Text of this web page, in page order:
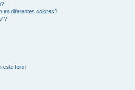
en diferentes colores?
este foro!